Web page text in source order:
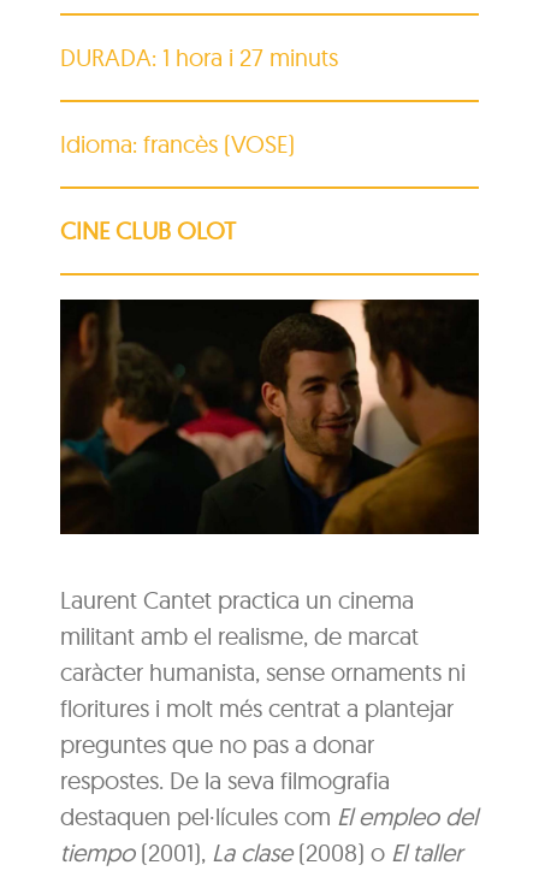
DURADA: 1 hora i 27 minuts
Idioma: francès (VOSE)
CINE CLUB OLOT
Laurent Cantet practica un cinema
militant amb el realisme, de marcat
caràcter humanista, sense ornaments ni
floritures i molt més centrat a plantejar
preguntes que no pas a donar
respostes. De la seva filmografia
destaquen pel·lícules com El empleo del
tiempo(2001), La clase(2008) o El taller